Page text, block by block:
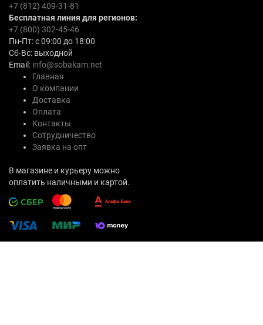
+7 (812) 409-31-81
Бесплатная линия для регионов:
+7 (800) 302-45-46
Пн-Пт: с 09:00 до 18:00
Сб-Вс: выходной
Email: info@sobakam.net
Главная
О компании
Доставка
Оплата
Контакты
Сотрудничество
Заявка на опт
В магазине и курьеру можно
оплатить наличными и картой.